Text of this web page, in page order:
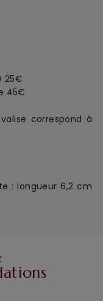
25€
45€
:longueur 6,2 cm